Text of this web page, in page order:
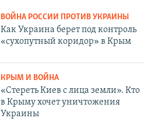
ВОЙНА РОССИИ ПРОТИВ УКРАИНЫ
Как Украина берет под контроль
«сухопутный коридор» в Крым
КРЫМ И ВОЙНА
«Стереть Киев с лица земли». Кто
в Крыму хочет уничтожения
Украины